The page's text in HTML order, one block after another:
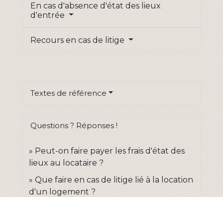
En cas d'absence d'état des lieux
d'entrée
Recours en cas de litige
Textes de référence
Questions ? Réponses !
Peut-on faire payer les frais d'état des
lieux au locataire ?
Que faire en cas de litige lié à la location
d'un logement ?